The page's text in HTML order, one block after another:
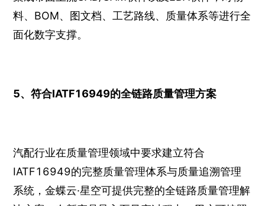
料、BOM、图文档、工艺路线、质量体系等进行全
面化数字支撑。
5、符合IATF16949的全链路质量管理方案
汽配行业在质量管理领域中要求建立符合
IATF16949的完整质量管理体系与质量追溯管理
系统，金蝶云·星空可提供完整的全链路质量管理解